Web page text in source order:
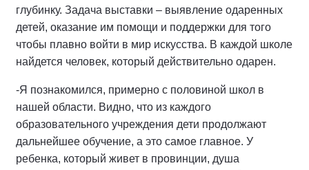
глубинку. Задача выставки – выявление одаренных
детей, оказание им помощи и поддержки для того
чтобы плавно войти в мир искусства. В каждой школе
найдется человек, который действительно одарен.
-Я познакомился, примерно с половиной школ в
нашей области. Видно, что из каждого
образовательного учреждения дети продолжают
дальнейшее обучение, а это самое главное. У
ребенка, который живет в провинции, душа